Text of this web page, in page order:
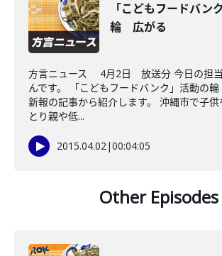
「こどもフードバン
輪 広がる
方言ニュース 4月2日 放送分 今日の担当
んです。 「こどもフードバンク」活動の
新報の記事から紹介します。 沖縄市で子
とり親や低...
2015.04.02|00:04:05
Other Episodes